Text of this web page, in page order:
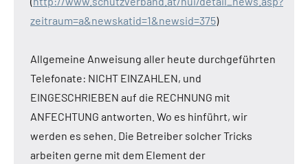
zeitraum=a&newskatid=1&newsid=375)
Allgemeine Anweisung aller heute durchgeführten
Telefonate: NICHT EINZAHLEN, und
EINGESCHRIEBEN auf die RECHNUNG mit
ANFECHTUNG antworten. Wo es hinführt, wir
werden es sehen. Die Betreiber solcher Tricks
arbeiten gerne mit dem Element der